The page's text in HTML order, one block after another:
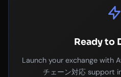
Ready to
Launch your exchange with
チェーン対応 support